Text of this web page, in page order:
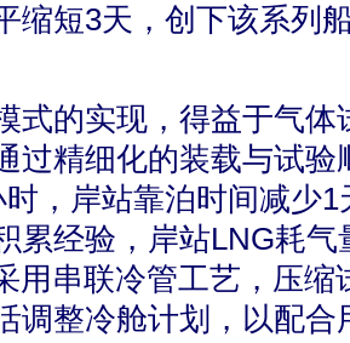
缩短3天，创下该系列
的实现，得益于气体
过精细化的装载与试验
，岸站靠泊时间减少
累经验，岸站LNG耗
用串联冷管工艺，压缩
调整冷舱计划，以配合